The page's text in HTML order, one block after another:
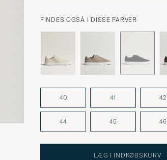
FINDES OGSÅ I DISSE FARVER
40 41 42
44 45 46
LÆG I INDKØBSKURV